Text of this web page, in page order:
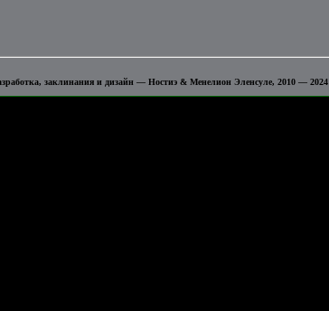
заклинания и дизайн — Ностиэ & Менелион Эленсуле, 2010 — 2024